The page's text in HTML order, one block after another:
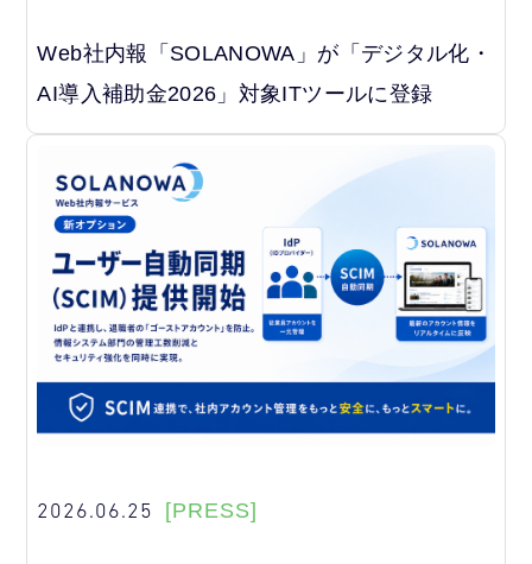
Web社内報「SOLANOWA」が「デジタル化・
AI導入補助金2026」対象ITツールに登録
2026.06.25 [PRESS]